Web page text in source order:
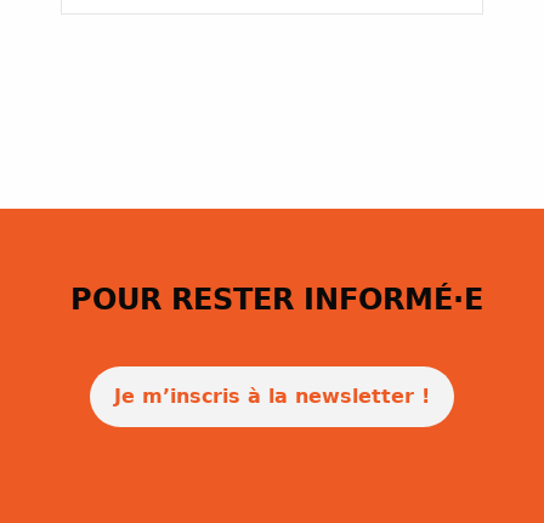
POUR RESTER INFORMÉ·E
Je m’inscris à la newsletter !